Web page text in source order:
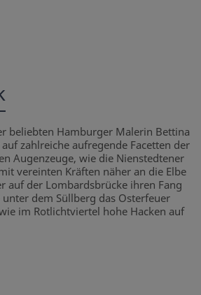
beliebten Hamburger Malerin Bettina
zahlreiche aufregende Facetten der
Augenzeuge, wie die Nienstedtener
vereinten Kräften näher an die Elbe
auf der Lombardsbrücke ihren Fang
unter dem Süllberg das Osterfeuer
im Rotlichtviertel hohe Hacken auf